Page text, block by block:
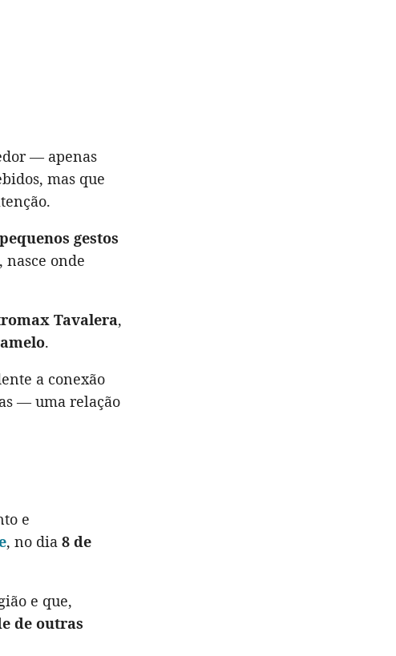
— apenas
mas que
gestos
nasce onde
Tavalera,
.
a conexão
— uma relação
e
, no dia 8 de
e que,
de outras